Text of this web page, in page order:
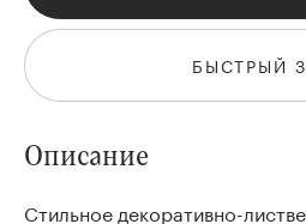
БЫСТРЫЙ
Описание
Стильное декоративно-